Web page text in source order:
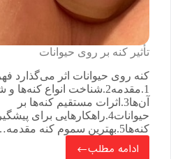
تأثیر کنه بر روی حیوانات
کنه روی حیوانات اثر می‌گذارد
1.مقدمه2.شناخت انواع
آن‌ها3.اثرات مستقیم کنه‌ها بر
حیوانات4.راهکارهایی برای
کنه‌ها5.بهترین سموم کنه مقدمه…
ادامه مطلب